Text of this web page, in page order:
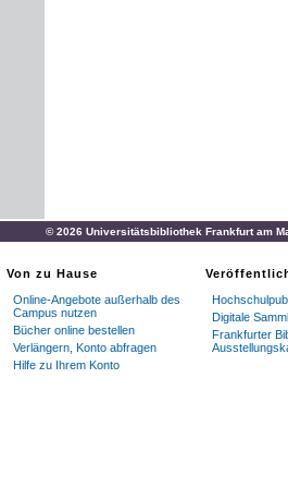
© 2026 Universitätsbibliothek Frankfurt am
Von zu Hause
Online-Angebote außerhalb des
Campus nutzen
Bücher online bestellen
Verlängern, Konto abfragen
Hilfe zu Ihrem Konto
Digitale
Frankfurter